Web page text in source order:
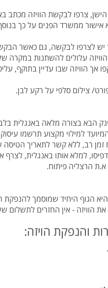
צרפו לבקשת הוויזה מכתב
אישור ממשרד הפנים על כך
יש לצרפו לבקשה, גם כאשר
עלולים להשתנות במקרה
אך הוויזה שבו עדיין בתוקף,
למילוי מקצוע תרשמו
רב, ללא קשר לתאריך
היא הגוף היחיד שמוסמך
הוויזה - אין החזרים לתשלום
והנפקת הויזה: